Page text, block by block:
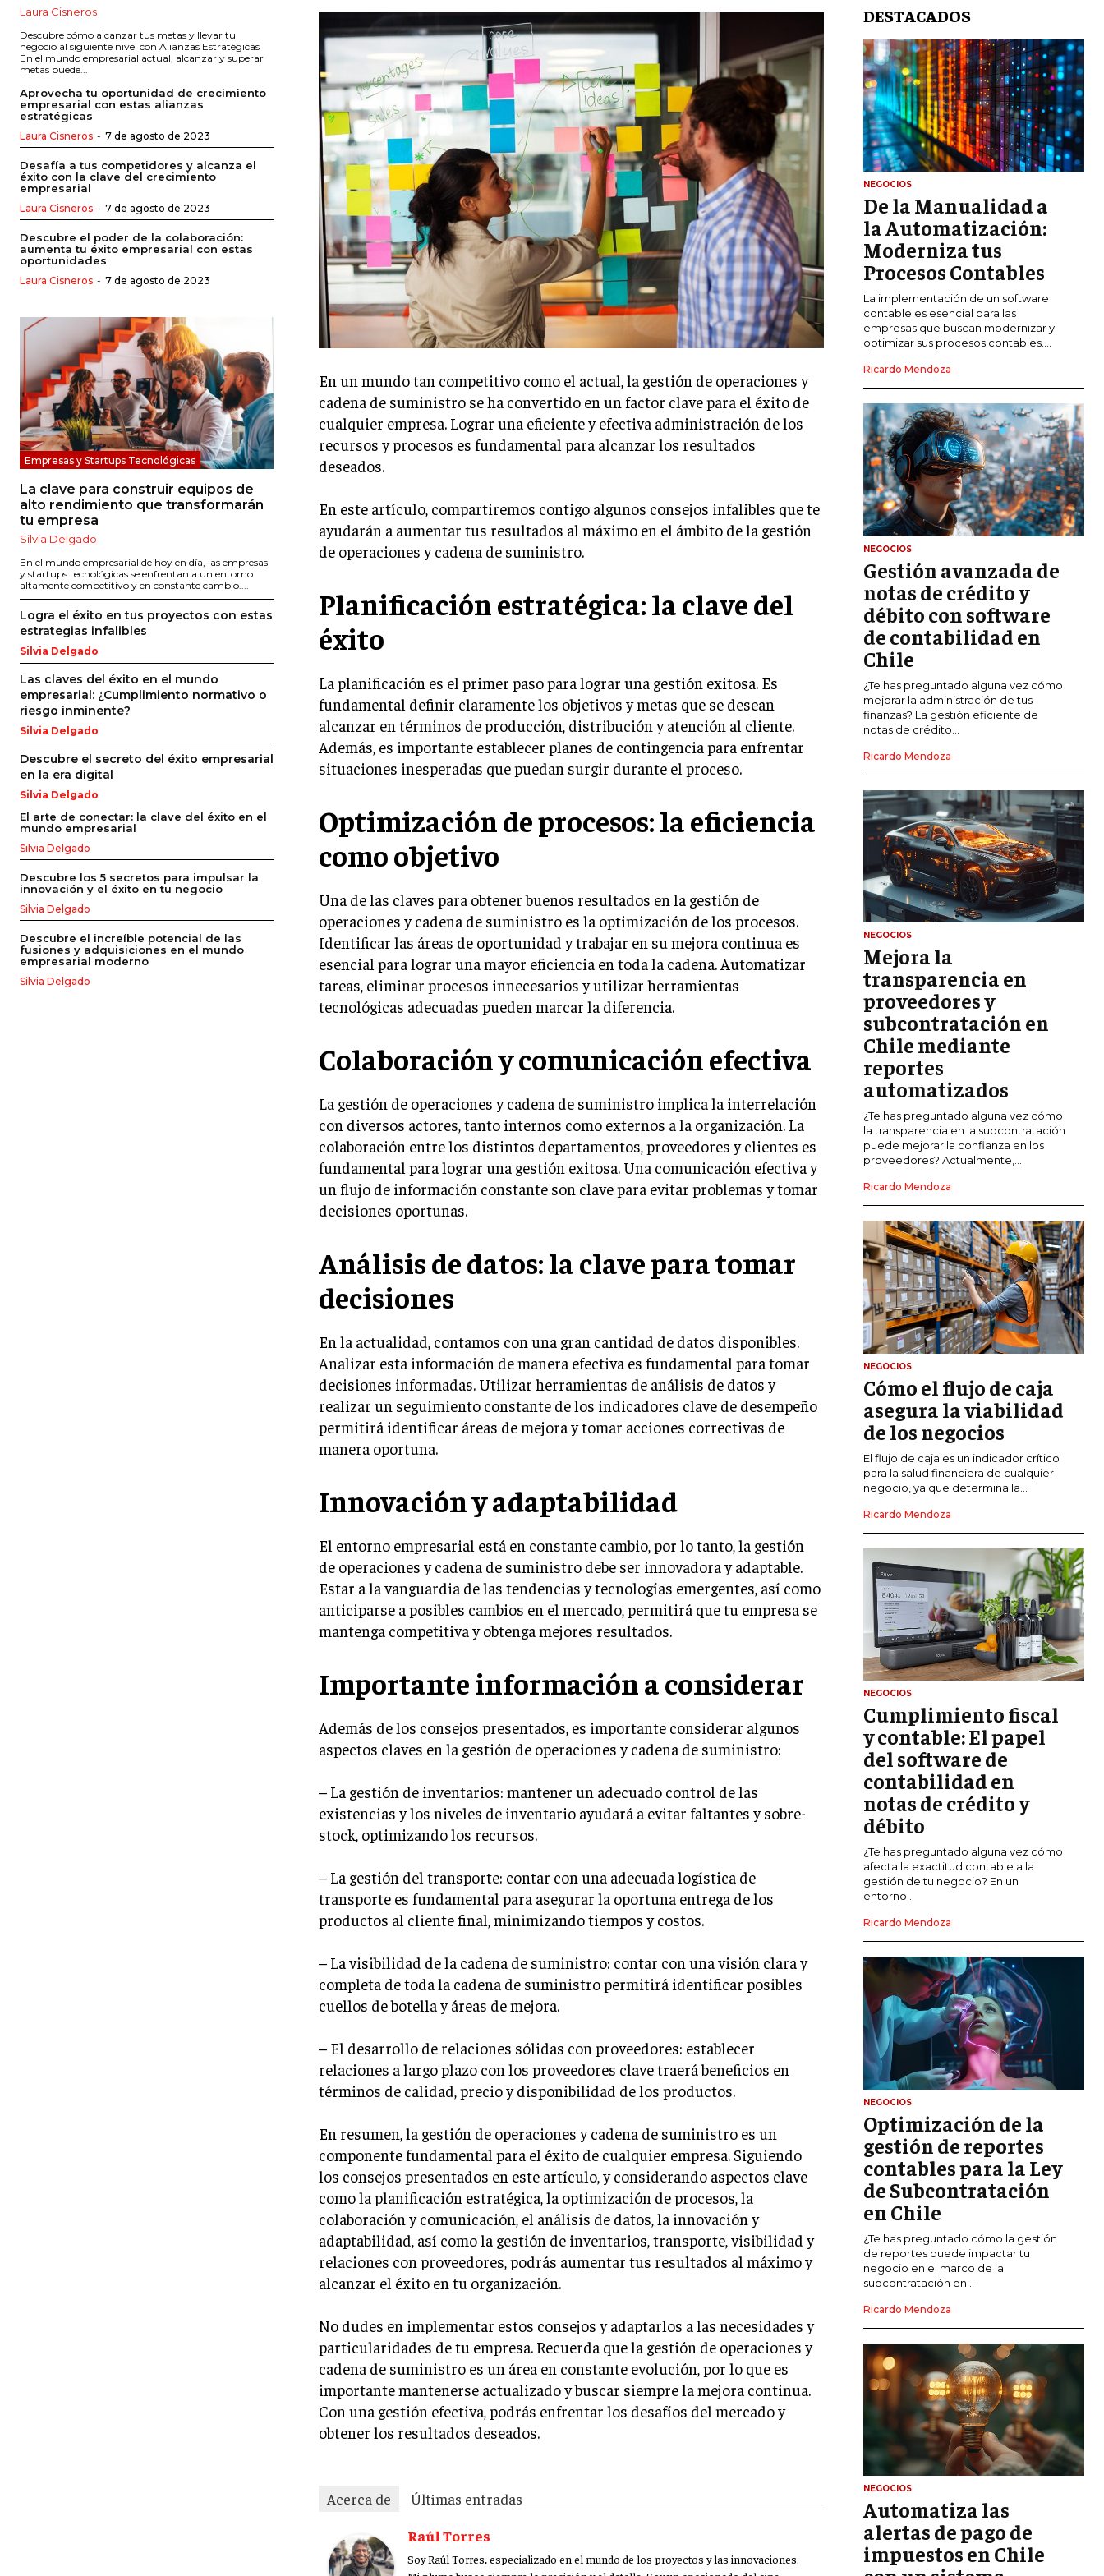
LIFESTYLE
MARKETING
ESTRATEGIAS DE MARKETING
AGENCIAS DE POSICIONAMIENTO WEB
SEO
VENTA DE ENLACES
MARKETING DIGITAL
PUBLICIDAD
VENTAS Y PERSUASIÓN
GESTIÓN DE PRODUCTOS
COMUNICACIÓN CORPORATIVA
GESTIÓN DE MARCA
INVESTIGACIÓN DE MERCADO
ANÁLISIS DE COMPETENCIA
GESTIÓN DE CLIENTES
EMPRENDIMIENTO
INNOVACIÓN EMPRESARIAL
GESTIÓN DEL CAMBIO
LIDERAZGO
EMPRENDIMIENTO
PLANIFICACIÓN EMPRESARIAL
FINANZAS
FINANZAS Y CONTABILIDAD
GESTIÓN DE RECURSOS FINANCIEROS
INVERSIONES Y MERCADOS FINANCIEROS
CONTABILIDAD EMPRESARIAL
ECONOMÍA EMPRESARIAL
INTERNACIONAL
NEGOCIOS INTERNACIONALES
COMERCIO INTERNACIONAL
EXPANSIÓN GLOBAL
ALIANZAS ESTRATÉGICAS
TECNOLOGIA
SOSTENIBILIDAD Y MEDIO AMBIENTE
GESTIÓN DE LA INNOVACIÓN
TECNOLÓGICA
TRANSFORMACIÓN DIGITAL
ANALÍTICA EMPRESARIAL Y BUSINESS
INTELLIGENCE
CIBERSEGURIDAD EMPRESARIAL
ESTRATEGIA
EMPRESAS FAMILIARES Y SUCESIÓN
NEGOCIACIÓN Y RESOLUCIÓN DE
CONFLICTOS
DERECHO EMPRESARIAL Y
REGULACIONES
ÉXITO EMPRESARIAL Y CASOS DE
ESTUDIO
GOBIERNO CORPORATIVO
NEGOCIOS
ESTRATEGIAS DE NEGOCIOS
MARKETING B2B
MARKETING B2C
FRANQUICIAS
MARKETING DE INFLUENCERS
E-COMMERCE
GESTIÓN DE CRISIS EMPRESARIALES
EMPRESAS Y STARTUPS TECNOLÓGICAS
GESTIÓN DE LA EXPERIENCIA DEL
CLIENTE
PROYECTOS
GESTIÓN DE PROYECTOS
GESTIÓN DE OPERACIONES Y CADENA
DE SUMINISTRO
LOGÍSTICA EMPRESARIAL
CALIDAD Y MEJORA CONTINUA
TALENTOS
TALENTO
RECLUTAMIENTO Y SELECCIÓN
DESARROLLO DE PERSONAL
GESTIÓN DEL DESEMPEÑO
CULTURA Y CLIMA ORGANIZACIONAL
ÉTICA EMPRESARIAL Y
RESPONSABILIDAD SOCIAL
BLOG
Laura Cisneros
Descubre cómo alcanzar tus metas y llevar tu
negocio al siguiente nivel con Alianzas Estratégicas
En el mundo empresarial actual, alcanzar y superar
metas puede...
Aprovecha tu oportunidad de crecimiento
empresarial con estas alianzas
estratégicas
Laura Cisneros - 7 de agosto de 2023
Desafía a tus competidores y alcanza el
éxito con la clave del crecimiento
empresarial
Laura Cisneros - 7 de agosto de 2023
Descubre el poder de la colaboración:
aumenta tu éxito empresarial con estas
oportunidades
Laura Cisneros - 7 de agosto de 2023
Empresas y Startups Tecnológicas
La clave para construir equipos de
alto rendimiento que transformarán
tu empresa
Silvia Delgado
En el mundo empresarial de hoy en día, las empresas
y startups tecnológicas se enfrentan a un entorno
altamente competitivo y en constante cambio....
Logra el éxito en tus proyectos con estas
estrategias infalibles
Silvia Delgado
Las claves del éxito en el mundo
empresarial: ¿Cumplimiento normativo o
riesgo inminente?
Silvia Delgado
Descubre el secreto del éxito empresarial
en la era digital
Silvia Delgado
El arte de conectar: la clave del éxito en el
mundo empresarial
Silvia Delgado
Descubre los 5 secretos para impulsar la
innovación y el éxito en tu negocio
Silvia Delgado
Descubre el increíble potencial de las
fusiones y adquisiciones en el mundo
empresarial moderno
Silvia Delgado
En un mundo tan competitivo como el actual, la gestión de operaciones y
cadena de suministro se ha convertido en un factor clave para el éxito de
cualquier empresa. Lograr una eficiente y efectiva administración de los
recursos y procesos es fundamental para alcanzar los resultados
deseados.
En este artículo, compartiremos contigo algunos consejos infalibles que te
ayudarán a aumentar tus resultados al máximo en el ámbito de la gestión
de operaciones y cadena de suministro.
Planificación estratégica: la clave del
éxito
La planificación es el primer paso para lograr una gestión exitosa. Es
fundamental definir claramente los objetivos y metas que se desean
alcanzar en términos de producción, distribución y atención al cliente.
Además, es importante establecer planes de contingencia para enfrentar
situaciones inesperadas que puedan surgir durante el proceso.
Optimización de procesos: la eficiencia
como objetivo
Una de las claves para obtener buenos resultados en la gestión de
operaciones y cadena de suministro es la optimización de los procesos.
Identificar las áreas de oportunidad y trabajar en su mejora continua es
esencial para lograr una mayor eficiencia en toda la cadena. Automatizar
tareas, eliminar procesos innecesarios y utilizar herramientas
tecnológicas adecuadas pueden marcar la diferencia.
Colaboración y comunicación efectiva
La gestión de operaciones y cadena de suministro implica la interrelación
con diversos actores, tanto internos como externos a la organización. La
colaboración entre los distintos departamentos, proveedores y clientes es
fundamental para lograr una gestión exitosa. Una comunicación efectiva y
un flujo de información constante son clave para evitar problemas y tomar
decisiones oportunas.
Análisis de datos: la clave para tomar
decisiones
En la actualidad, contamos con una gran cantidad de datos disponibles.
Analizar esta información de manera efectiva es fundamental para tomar
decisiones informadas. Utilizar herramientas de análisis de datos y
realizar un seguimiento constante de los indicadores clave de desempeño
permitirá identificar áreas de mejora y tomar acciones correctivas de
manera oportuna.
Innovación y adaptabilidad
El entorno empresarial está en constante cambio, por lo tanto, la gestión
de operaciones y cadena de suministro debe ser innovadora y adaptable.
Estar a la vanguardia de las tendencias y tecnologías emergentes, así como
anticiparse a posibles cambios en el mercado, permitirá que tu empresa se
mantenga competitiva y obtenga mejores resultados.
Importante información a considerar
Además de los consejos presentados, es importante considerar algunos
aspectos claves en la gestión de operaciones y cadena de suministro:
– La gestión de inventarios: mantener un adecuado control de las
existencias y los niveles de inventario ayudará a evitar faltantes y sobre-
stock, optimizando los recursos.
– La gestión del transporte: contar con una adecuada logística de
transporte es fundamental para asegurar la oportuna entrega de los
productos al cliente final, minimizando tiempos y costos.
– La visibilidad de la cadena de suministro: contar con una visión clara y
completa de toda la cadena de suministro permitirá identificar posibles
cuellos de botella y áreas de mejora.
– El desarrollo de relaciones sólidas con proveedores: establecer
relaciones a largo plazo con los proveedores clave traerá beneficios en
términos de calidad, precio y disponibilidad de los productos.
En resumen, la gestión de operaciones y cadena de suministro es un
componente fundamental para el éxito de cualquier empresa. Siguiendo
los consejos presentados en este artículo, y considerando aspectos clave
como la planificación estratégica, la optimización de procesos, la
colaboración y comunicación, el análisis de datos, la innovación y
adaptabilidad, así como la gestión de inventarios, transporte, visibilidad y
relaciones con proveedores, podrás aumentar tus resultados al máximo y
alcanzar el éxito en tu organización.
No dudes en implementar estos consejos y adaptarlos a las necesidades y
particularidades de tu empresa. Recuerda que la gestión de operaciones y
cadena de suministro es un área en constante evolución, por lo que es
importante mantenerse actualizado y buscar siempre la mejora continua.
Con una gestión efectiva, podrás enfrentar los desafíos del mercado y
obtener los resultados deseados.
Acerca de
Últimas entradas
Raúl Torres
Soy Raúl Torres, especializado en el mundo de los proyectos y las innovaciones.
DESTACADOS
NEGOCIOS
De la Manualidad a
la Automatización:
Moderniza tus
Procesos Contables
La implementación de un software
contable es esencial para las
empresas que buscan modernizar y
optimizar sus procesos contables....
Ricardo Mendoza
NEGOCIOS
Gestión avanzada de
notas de crédito y
débito con software
de contabilidad en
Chile
¿Te has preguntado alguna vez cómo
mejorar la administración de tus
finanzas? La gestión eficiente de
notas de crédito...
Ricardo Mendoza
NEGOCIOS
Mejora la
transparencia en
proveedores y
subcontratación en
Chile mediante
reportes
automatizados
¿Te has preguntado alguna vez cómo
la transparencia en la subcontratación
puede mejorar la confianza en los
proveedores? Actualmente,...
Ricardo Mendoza
NEGOCIOS
Cómo el flujo de caja
asegura la viabilidad
de los negocios
El flujo de caja es un indicador crítico
para la salud financiera de cualquier
negocio, ya que determina la...
Ricardo Mendoza
NEGOCIOS
Cumplimiento fiscal
y contable: El papel
del software de
contabilidad en
notas de crédito y
débito
¿Te has preguntado alguna vez cómo
afecta la exactitud contable a la
gestión de tu negocio? En un
entorno...
Ricardo Mendoza
NEGOCIOS
Optimización de la
gestión de reportes
contables para la Ley
de Subcontratación
en Chile
¿Te has preguntado cómo la gestión
de reportes puede impactar tu
negocio en el marco de la
subcontratación en...
Ricardo Mendoza
NEGOCIOS
Automatiza las
alertas de pago de
impuestos en Chile